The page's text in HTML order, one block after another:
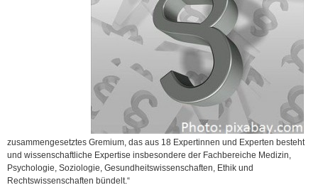
zusammengesetztes Gremium, das aus 18 Expertinnen und Experten besteht
und wissenschaftliche Expertise insbesondere der Fachbereiche Medizin,
Psychologie, Soziologie, Gesundheitswissenschaften, Ethik und
Rechtswissenschaften bündelt.“